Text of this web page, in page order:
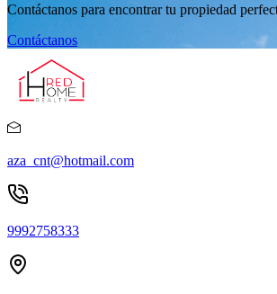
Contáctanos para encontrar tu propiedad
Contáctanos
aza_cnt@hotmail.com
9992758333